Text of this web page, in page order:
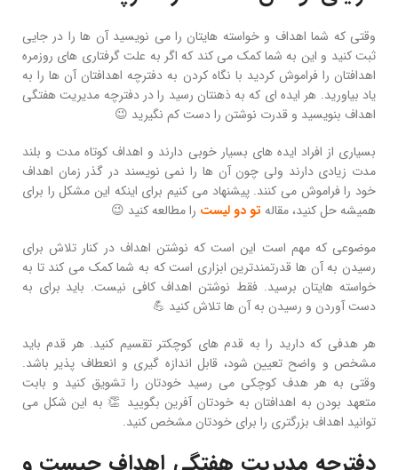
وقتی که شما اهداف و خواسته‌ هایتان را می‌ نویسید آن‌ ها را در جایی
ثبت کنید و این به شما کمک می‌‌ کند که اگر به علت گرفتاری‌ های روزمره
اهدافتان را فراموش کردید با نگاه‌ کردن به دفترچه اهدافتان آن‌ ها را به
یاد بیاورید. هر ایده‌ ای که به ذهنتان رسید را در دفترچه مدیریت هفتگی
اهداف بنویسید و قدرت نوشتن را دست کم نگیرید 😉
بسیاری از افراد ایده‌ های بسیار خوبی دارند و اهداف کوتاه مدت و بلند
مدت زیادی دارند ولی چون آن‌ ها را نمی‌ نویسند در گذر زمان اهداف
خود را فراموش می‌ کنند. پیشنهاد می کنیم برای اینکه این مشکل را برای
همیشه حل کنید، مقاله تو دو لیست را مطالعه کنید 😉
موضوعی که مهم است این است که نوشتن اهداف در کنار تلاش برای
رسیدن به آن‌ ها قدرتمندترین ابزاری است که به شما کمک می‌ کند تا به
خواسته‌ هایتان برسید. فقط نوشتن اهداف کافی نیست. باید برای به
دست آوردن و رسیدن به آن‌ ها تلاش کنید 💪
هر هدفی که دارید را به قدم‌ های کوچکتر تقسیم کنید. هر قدم باید
مشخص و واضح تعیین شود، قابل اندازه‌ گیری و انعطاف‌ پذیر باشد.
وقتی به هر هدف کوچکی می‌ رسید خودتان را تشویق کنید و بابت
متعهد بودن به اهدافتان به خودتان آفرین بگویید 👏 به این شکل می‌
توانید اهداف بزرگتری را برای خودتان مشخص کنید.